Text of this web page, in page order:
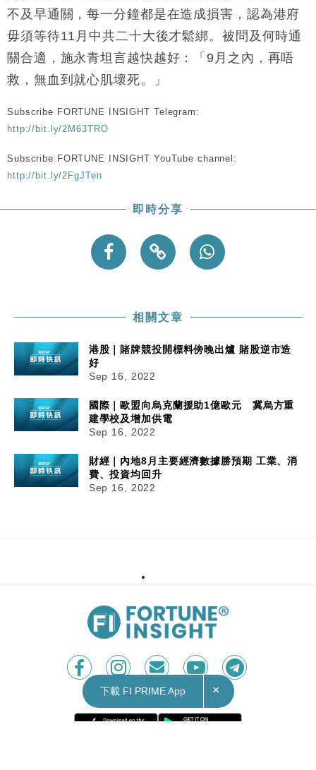
不及早通關，每一分鐘都是在造成損害，認為港府
毋須等待11月中共二十大後才鬆綁。被問及何時通
關合適，施永青坦言越快越好：「9月之內，再唔
救，無血到就心肌壞死。」
Subscribe FORTUNE INSIGHT Telegram:
http://bit.ly/2M63TRO
Subscribe FORTUNE INSIGHT YouTube channel:
http://bit.ly/2FgJTen
即時分享
相關文章
港股｜賭牌競投開標料傍晚出爐 賭股逆市造
好
Sep 16, 2022
國際｜歐盟向烏克蘭援助1億歐元 冀烏方重
建學校及增加供電
Sep 16, 2022
財經｜內地8月主要經濟數據勝預期 工業、消
費、投資均回升
Sep 16, 2022
下載 FI PRIME App ×